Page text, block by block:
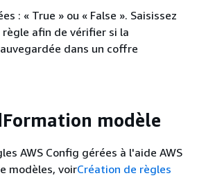
: « True » ou « False ». Saisissez
règle afin de vérifier si la
dans un coffre
modèle
AWS Config gérées à l'aide AWS
modèles, voirCréation de règles